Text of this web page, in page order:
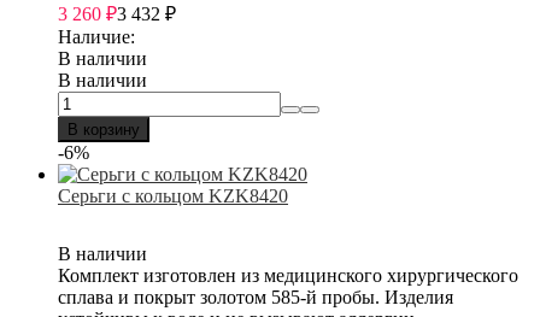
3 260 ₽3 432 ₽
Наличие:
В наличии
В наличии
В корзину
-6%
Серьги с кольцом KZK8420
В наличии
Комплект изготовлен из медицинского хирургического
сплава и покрыт золотом 585-й пробы. Изделия